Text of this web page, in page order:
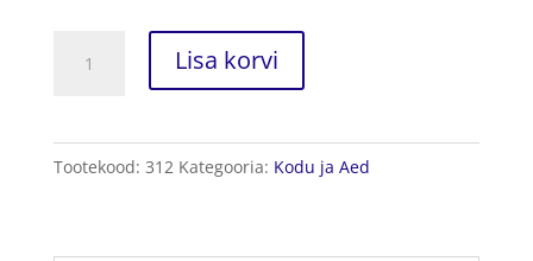
Temperatuuri
kogus
Lisa korvi
Tootekood: 312 Kategooria: Kodu ja Aed